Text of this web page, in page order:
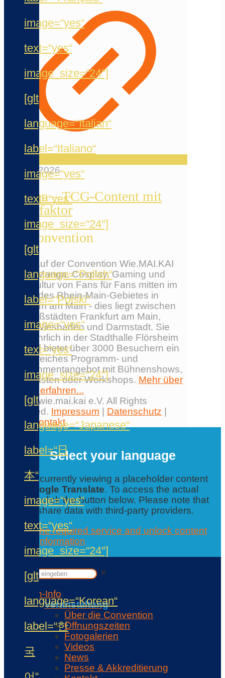
image=“yes“
text=“yes“
image_size=“24″]
[glt
language=“Italian“
label=“Italiano“
image=“yes“
text=“yes“
image_size=“24″]
[glt
language=“Polish“
label=“Polski“
image=“yes“
text=“yes“
image_size=“24″]
[glt
language=“Japanese“
label=“日
本“
image=“yes“
text=“yes“
image_size=“24″]
[glt
language=“Korean“
label=“한
국
12. Mai 2026
Reelfun – TCG-Content mit
Chaosfaktor
Die Convention
Erlebe auf der Convention Wie.MAI.KAI
Anime, Manga, Cosplay, Gaming und
Japankultur von Fans für Fans mitten im
Herzen des Rhein-Main-Gebietes in
Flörsheim am Main - dies liegt zwischen
den Großstädten Frankfurt am Main,
Mainz, Wiesbaden und Darmstadt. Sie
findet jährlich in der Stadthalle Flörsheim
statt und bietet über 3000 Besuchern ein
umfangreiches Programm- und
Entertainmentangebot mit Bühnenshows,
Ehrengästen oder Workshops. Mehr über
die Con erfahren...
© 2026 wie.mai.kai e.V. All Rights
Reserved. Impressum Datenschutz
|Kontakt
Select your language
You are currently viewing a placeholder content
Google Translate. To access the actual
content, click the button below. Please note that
this will share data with third-party providers.
Accept the required service and unlock content
Further information
Contact
✕
Con-Info
Veranstaltung
Über die Convention
Öffnungszeiten
Fotogalerien
Videos
News
Presse & Akkreditierung